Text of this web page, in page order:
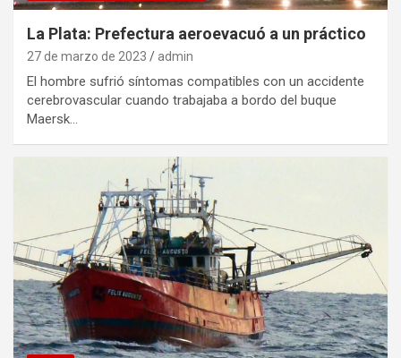
La Plata: Prefectura aeroevacuó a un práctico
27 de marzo de 2023 admin
El hombre sufrió síntomas compatibles con un accidente
cerebrovascular cuando trabajaba a bordo del buque
Maersk…